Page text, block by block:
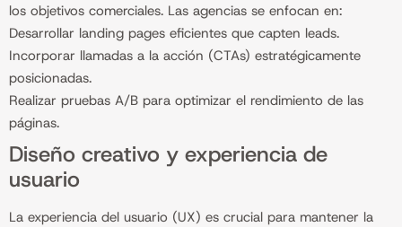
los objetivos comerciales. Las agencias se enfocan en:
Desarrollar landing pages eficientes que capten leads.
Incorporar llamadas a la acción (CTAs) estratégicamente
posicionadas.
Realizar pruebas A/B para optimizar el rendimiento de las
páginas.
Diseño creativo y experiencia de
usuario
La experiencia del usuario (UX) es crucial para mantener la